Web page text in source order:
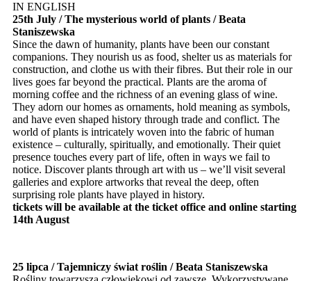
IN ENGLISH
25th July / The mysterious world of plants / Beata
Staniszewska
Since the dawn of humanity, plants have been our constant
companions. They nourish us as food, shelter us as materials for
construction, and clothe us with their fibres. But their role in our
lives goes far beyond the practical. Plants are the aroma of
morning coffee and the richness of an evening glass of wine.
They adorn our homes as ornaments, hold meaning as symbols,
and have even shaped history through trade and conflict. The
world of plants is intricately woven into the fabric of human
existence – culturally, spiritually, and emotionally. Their quiet
presence touches every part of life, often in ways we fail to
notice. Discover plants through art with us – we’ll visit several
galleries and explore artworks that reveal the deep, often
surprising role plants have played in history.
tickets will be available at the ticket office and online starting
14th August
25 lipca / Tajemniczy świat roślin / Beata Staniszewska